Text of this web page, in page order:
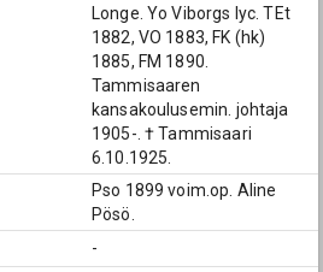
Longe. Yo Viborgs lyc. TEt
1882, VO 1883, FK (hk)
1885, FM 1890.
Tammisaaren
kansakoulusemin. johtaja
1905-. † Tammisaari
6.10.1925.
Pso 1899 voim.op. Aline
Pösö.
-